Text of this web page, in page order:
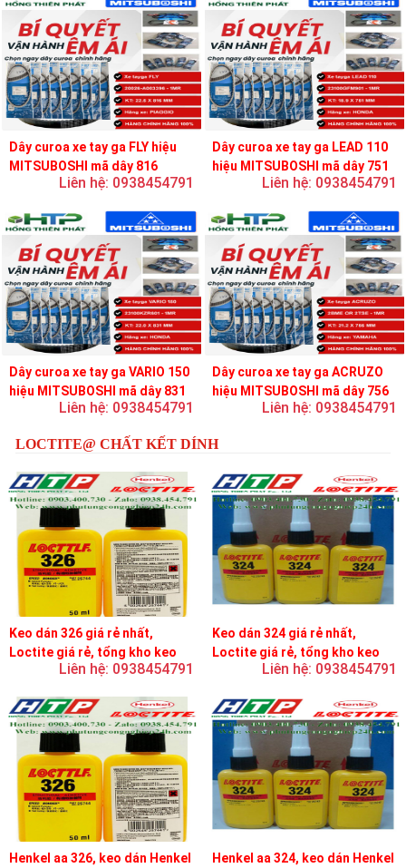
Dây curoa xe tay ga FLY hiệu
MITSUBOSHI mã dây 816
Liên hệ: 0938454791
Dây curoa xe tay ga LEAD 110
hiệu MITSUBOSHI mã dây 751
Liên hệ: 0938454791
Dây curoa xe tay ga VARIO 150
hiệu MITSUBOSHI mã dây 831
Liên hệ: 0938454791
Dây curoa xe tay ga ACRUZO
hiệu MITSUBOSHI mã dây 756
Liên hệ: 0938454791
LOCTITE@ CHẤT KẾT DÍNH
Keo dán 326 giá rẻ nhất,
Loctite giá rẻ, tổng kho keo
Liên hệ: 0938454791
Keo dán 324 giá rẻ nhất,
Loctite giá rẻ, tổng kho keo
Liên hệ: 0938454791
Henkel aa 326, keo dán Henkel
Henkel aa 324, keo dán Henkel